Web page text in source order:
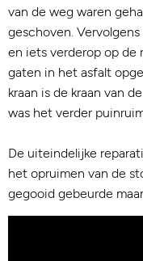
van de weg waren
geschoven.
en iets verderop op de
gaten in het asfalt
kraan is de kraan van
was het verder
De uiteindelijke
het opruimen van de
gegooid gebeurde